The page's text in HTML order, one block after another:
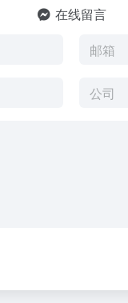
在线留言